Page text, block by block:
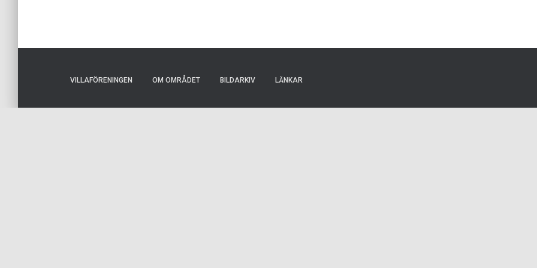
VILLAFÖRENINGEN OM OMRÅDET BILDARKIV LÄNKAR